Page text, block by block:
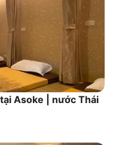
Asoke | nước Thái